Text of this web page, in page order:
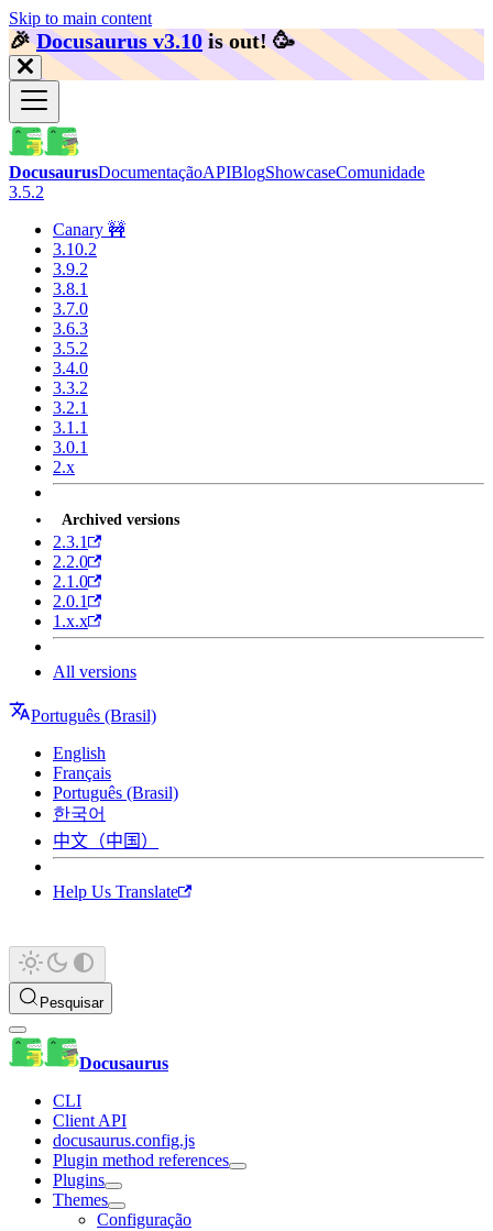
Skip to main content
🎉️Docusaurus v3.10 is out! 🥳️
DocusaurusDocumentaçãoAPIBlogShowcaseComunidade
3.5.2
Canary 🚧
3.10.2
3.9.2
3.8.1
3.7.0
3.6.3
3.5.2
3.4.0
3.3.2
3.2.1
3.1.1
3.0.1
2.x
Archived versions
2.3.1
2.2.0
2.1.0
2.0.1
1.x.x
All versions
Português (Brasil)
English
Français
Português (Brasil)
한국어
中文（中国）
Help Us Translate
Pesquisar
Docusaurus
CLI
Client API
docusaurus.config.js
Plugin method references
Plugins
Themes
Configuração